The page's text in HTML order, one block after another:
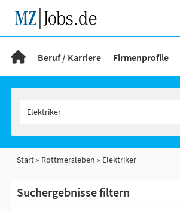
Beruf / Karriere Firmenprofile
Start Rottmersleben Elektriker
Suchergebnisse filtern